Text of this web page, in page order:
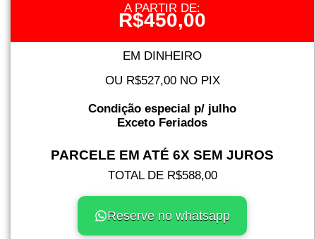
A PARTIR DE:
R$450,00
EM DINHEIRO
OU R$527,00 NO PIX
Condição especial p/ julho
Exceto Feriados
PARCELE EM ATÉ 6X SEM JUROS
TOTAL DE R$588,00
Reserve no whatsapp